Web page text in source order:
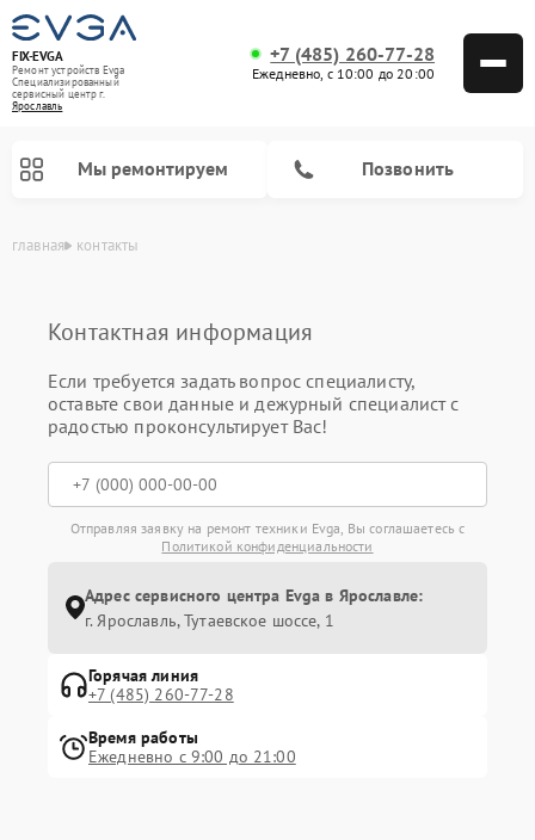
FIX-EVGA
Ремонт устройств Evga
Специализированный
cервисный центр г.
Ярославль
+7 (485) 260-77-28
Ежедневно, с 10:00 до 20:00
Мы ремонтируем Позвонить
главная контакты
Контактная информация
Если требуется задать вопрос специалисту,
оставьте свои данные и дежурный специалист с
радостью проконсультирует Вас!
Отправляя заявку на ремонт техники Evga, Вы соглашаетесь с
Политикой конфиденциальности
Адрес сервисного центра Evga в Ярославле:
г. Ярославль, Тутаевское шоссе, 1
Горячая линия
+7 (485) 260-77-28
Время работы
Ежедневно с 9:00 до 21:00